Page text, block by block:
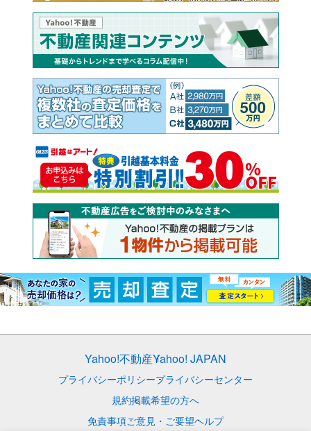
Yahoo!不動産Yahoo! JAPAN
プライバシーポリシープライバシーセンター
規約掲載希望の方へ
免責事項ご意見・ご要望ヘルプ